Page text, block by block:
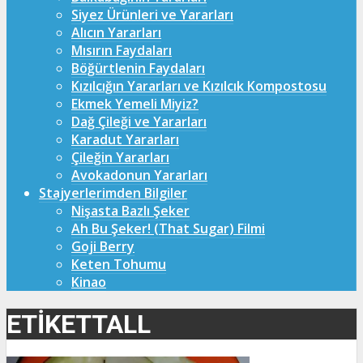
Siyez Ürünleri ve Yararları
Alıcın Yararları
Mısırın Faydaları
Böğürtlenin Faydaları
Kızılcığın Yararları ve Kızılcık Kompostosu
Ekmek Yemeli Miyiz?
Dağ Çileği ve Yararları
Karadut Yararları
Çileğin Yararları
Avokadonun Yararları
Stajyerlerimden Bilgiler
Nişasta Bazlı Şeker
Ah Bu Şeker! (That Sugar) Filmi
Goji Berry
Keten Tohumu
Kinao
ETIKETTALL